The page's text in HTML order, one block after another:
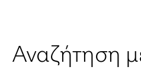
Αναζήτηση